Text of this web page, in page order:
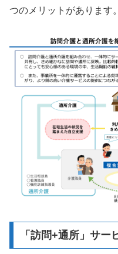
つのメリットがあります。
「訪問+通所」サー